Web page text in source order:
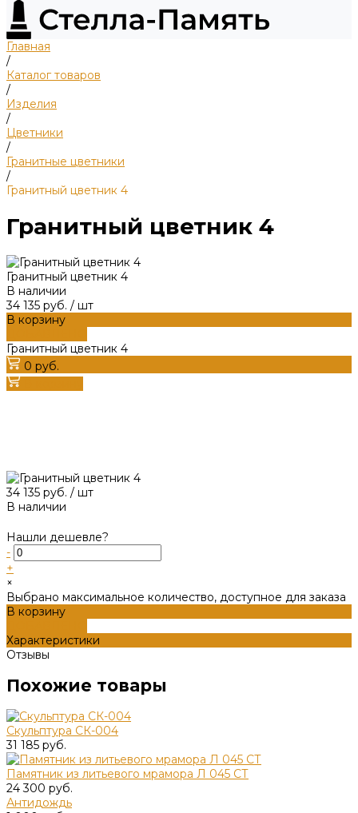
Главная
/
Каталог товаров
/
Изделия
/
Цветники
/
Гранитные цветники
/
Гранитный цветник 4
Гранитный цветник 4
Гранитный цветник 4
В наличии
34 135 руб. / шт
В корзину
Гранитный цветник 4
0 руб.
34 135 руб. / шт
В наличии
Нашли дешевле?
-
+
×
Выбрано максимальное количество, доступное для заказа
В корзину
Характеристики
Отзывы
Похожие товары
Скульптура СК-004
31 185 руб.
Памятник из литьевого мрамора Л 045 СТ
24 300 руб.
Антидождь